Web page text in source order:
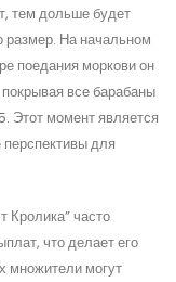
тем дольше будет
размер. На начальном
поедания моркови он
все барабаны
Этот момент является
для
Кролика” часто
что делает его
множители могут